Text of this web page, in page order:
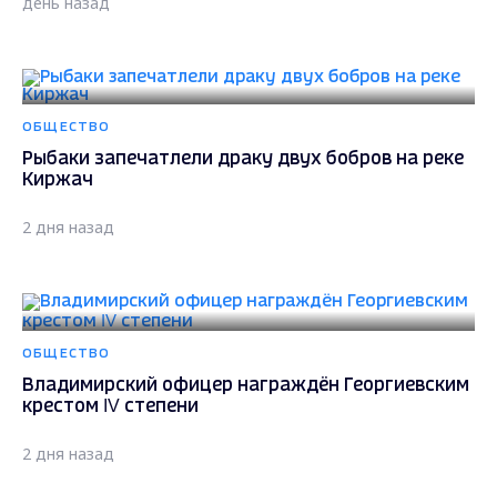
ОБЩЕСТВО
Рыбаки запечатлели драку двух бобров на реке
Киржач
2 дня назад
ОБЩЕСТВО
Владимирский офицер награждён Георгиевским
крестом IV степени
2 дня назад